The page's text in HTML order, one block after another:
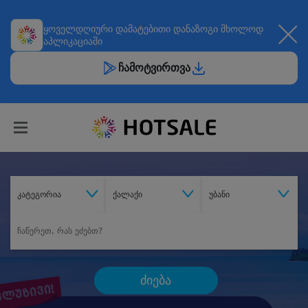
ყოველდღიური დამატებითი დანაზოგი მხოლოდ
აპლიკაციაში
ჩამოტვირთვა
კატეგორია ქალაქი უბანი
ძიება